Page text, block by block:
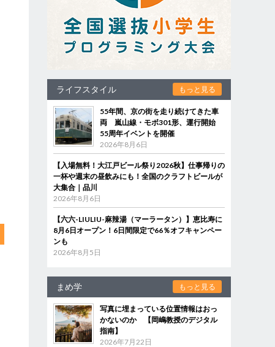
ライフスタイル もっと見る
55年間、京の街を走り続けてきた車
両 嵐山線・モボ301形、運行開始
55周年イベントを開催
2026年8月6日
【入場無料！大江戸ビール祭り2026秋】仕事帰りの
一杯や週末の昼飲みにも！全国のクラフトビールが
大集合｜品川
2026年8月6日
【六六-LIULIU-麻辣湯（マーラータン）】恵比寿に
8月6日オープン！6日間限定で66％オフキャンペー
ンも
2026年8月5日
まめ学 もっと見る
写真に埋まっている位置情報はおっ
かないのか 【岡嶋教授のデジタル
指南】
2026年7月22日